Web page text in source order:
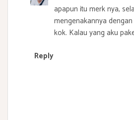
apapun itu merk nya,
mengenakannya
kok. Kalau yang aku
Reply